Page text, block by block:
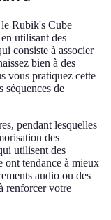
Rubik's Cube
utilisant des
consiste à associer
bien à des
vous pratiquez cette
séquences de
pendant lesquelles
des
utilisent des
ont tendance à mieux
audio ou des
renforcer votre